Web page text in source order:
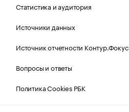
Статистика и аудитория
Источники данных
Источник отчетности Контур.Фокус
Вопросы и ответы
Политика Cookies РБК